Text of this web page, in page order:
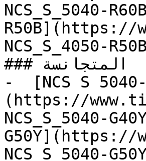
NCS_S_5040-
R50B](https://
NCS_S_4050-
### المتجانسة
-  [NCS S 5040-
(https://
NCS_S_5040-
G50Y](https://
NCS_S_5040-